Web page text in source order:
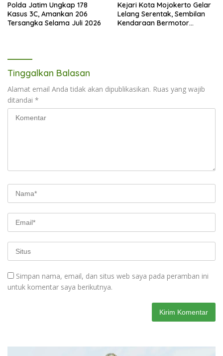
Polda Jatim Ungkap 178
Kasus 3C, Amankan 206
Tersangka Selama Juli 2026
Kejari Kota Mojokerto Gelar
Lelang Serentak, Sembilan
Kendaraan Bermotor
Tinggalkan Balasan
Alamat email Anda tidak akan dipublikasikan. Ruas yang wajib
ditandai *
Simpan nama, email, dan situs web saya pada peramban ini
untuk komentar saya berikutnya.